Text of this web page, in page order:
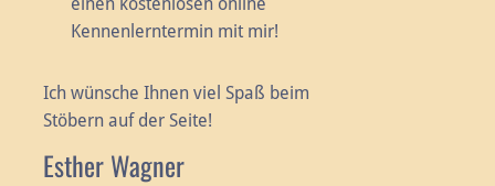
Kennenlerntermin mit mir!
Ich wünsche Ihnen viel Spaß beim
Stöbern auf der Seite!
Esther Wagner